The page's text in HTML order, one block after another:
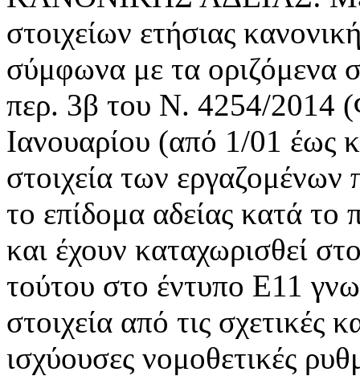
στοιχείων ετήσιας
σύμφωνα με τα
περ. 3β του Ν. 4254/2014
Ιανουαρίου (από 1/01 έως
στοιχεία των εργαζομένων
το επίδομα αδείας κατά το
και έχουν καταχωρισθεί
τούτου στο έντυπο Ε11
στοιχεία από τις σχετικές
ισχύουσες νομοθετικές